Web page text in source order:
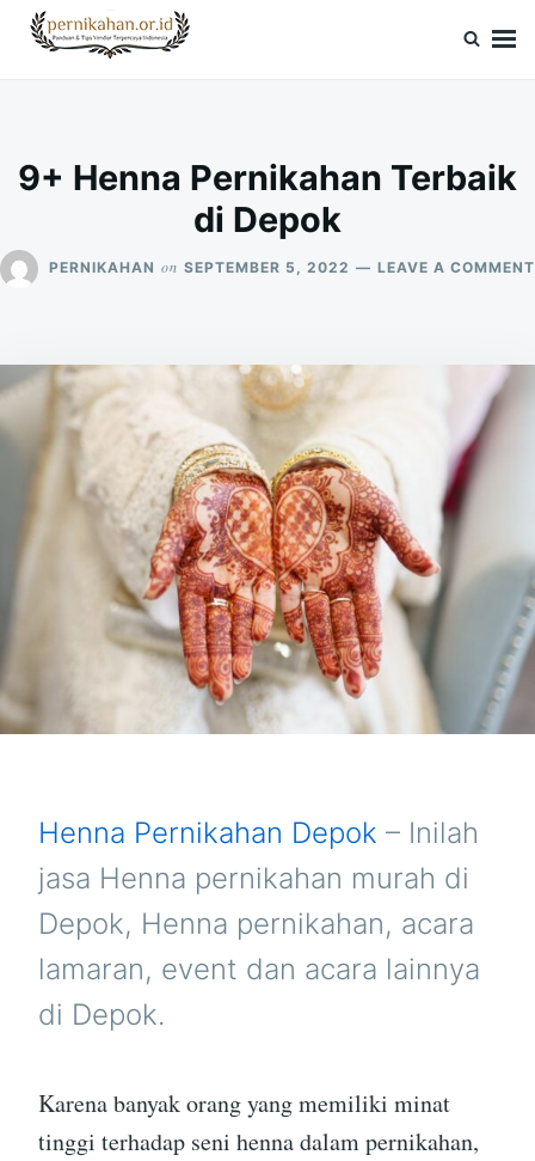
SkipSearch
for:
9+ Henna Pernikahan Terbaik
di Depok
PERNIKAHAN on SEPTEMBER 5, 2022 LEAVE A COMMENT
Henna Pernikahan Depok – Inilah
jasa Henna pernikahan murah di
Depok, Henna pernikahan, acara
lamaran, event dan acara lainnya
di Depok.
Karena banyak orang yang memiliki minat
tinggi terhadap seni henna dalam pernikahan,